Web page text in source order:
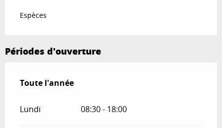
Espèces
Périodes d'ouverture
Toute l'année
Toute l'année
Lundi 08:30 - 18:00